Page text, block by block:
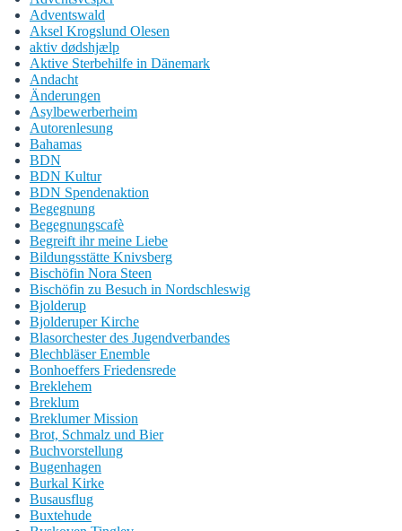
Adventswald
Aksel Krogslund Olesen
aktiv dødshjælp
Aktive Sterbehilfe in Dänemark
Andacht
Änderungen
Asylbewerberheim
Autorenlesung
Bahamas
BDN
BDN Kultur
BDN Spendenaktion
Begegnung
Begegnungscafè
Begreift ihr meine Liebe
Bildungsstätte Knivsberg
Bischöfin Nora Steen
Bischöfin zu Besuch in Nordschleswig
Bjolderup
Bjolderuper Kirche
Blasorchester des Jugendverbandes
Blechbläser Enemble
Bonhoeffers Friedensrede
Breklehem
Breklum
Breklumer Mission
Brot, Schmalz und Bier
Buchvorstellung
Bugenhagen
Burkal Kirke
Busausflug
Buxtehude